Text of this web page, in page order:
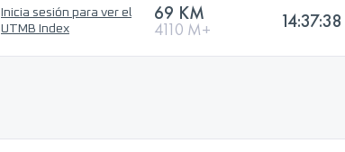
Inicia sesión para ver el
UTMB Index
69 KM
4110 M+ 14:37:38